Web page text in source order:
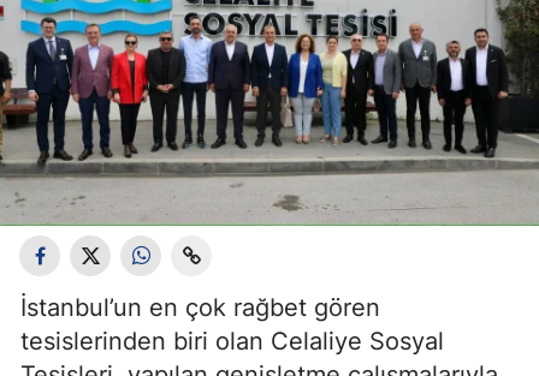
İstanbul’un en çok rağbet gören
tesislerinden biri olan Celaliye Sosyal